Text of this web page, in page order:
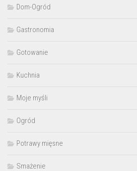
Dom-Ogród
Gastronomia
Gotowanie
Kuchnia
Moje myśli
Ogród
Potrawy mięsne
Smażenie